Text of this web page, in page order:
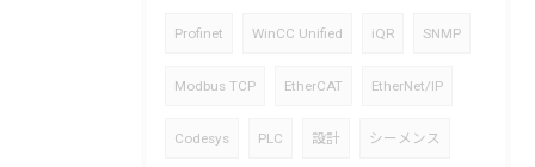
Profinet WinCC Unified iQR SNMP
Modbus TCP EtherCAT EtherNet/IP
Codesys PLC 設計 シーメンス